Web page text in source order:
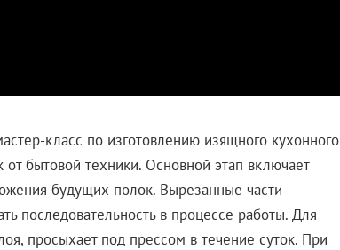
класс по изготовлению изящного кухонного
бытовой техники. Основной этап включает
будущих полок. Вырезанные части
последовательность в процессе работы. Для
просыхает под прессом в течение суток. При